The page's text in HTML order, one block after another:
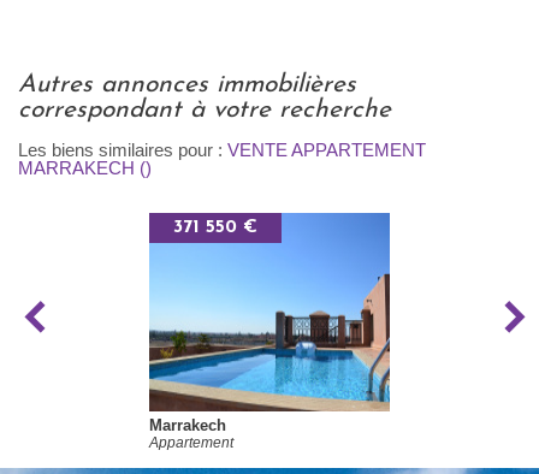
autres annonces immobilières
correspondant à votre recherche
Les biens similaires pour : VENTE APPARTEMENT
MARRAKECH ()
371 550 €
Marrakech
Appartement